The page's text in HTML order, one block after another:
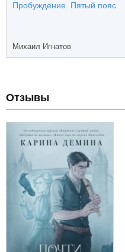
Пробуждение. Пятый пояс
Михаил Игнатов
Отзывы